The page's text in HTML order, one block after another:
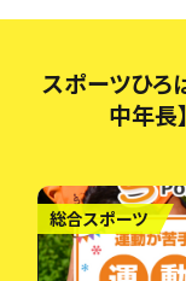
スポーツひろ
中年長
総合スポーツ